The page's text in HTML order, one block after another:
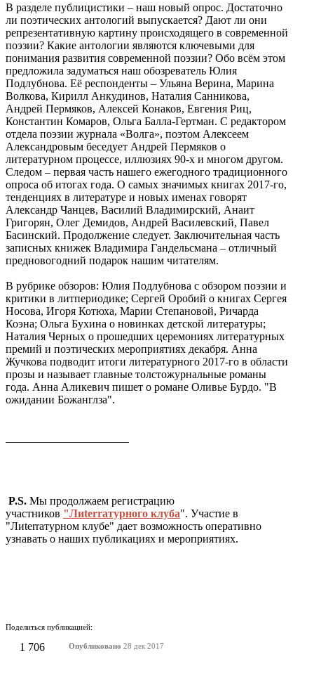
В разделе публицистики – наш новый опрос. Достаточно
ли поэтических антологий выпускается? Дают ли они
репрезентативную картину происходящего в современной
поэзии? Какие антологии являются ключевыми для
понимания развития современной поэзии? Обо всём этом
предложила задуматься наш обозреватель Юлия
Подлубнова. Её респонденты – Ульяна Верина, Марина
Волкова, Кирилл Анкудинов, Наталия Санникова,
Андрей Пермяков, Алексей Конаков, Евгения Риц,
Константин Комаров, Ольга Балла-Гертман. С редактором
отдела поэзии журнала «Волга», поэтом Алексеем
Александровым беседует Андрей Пермяков о
литературном процессе, иллюзиях 90-х и многом другом.
Следом – первая часть нашего ежегодного традиционного
опроса об итогах года. О самых значимых книгах 2017-го,
тенденциях в литературе и новых именах говорят
Александр Чанцев, Василий Владимирский, Анаит
Григорян, Олег Демидов, Андрей Василевский, Павел
Басинский. Продолжение следует. Заключительная часть
записных книжек Владимира Гандельсмана – отличный
предновогодний подарок нашим читателям.
В рубрике обзоров: Юлия Подлубнова с обзором поэзии и
критики в литпериодике; Сергей Оробий о книгах Сергея
Носова, Игоря Котюха, Марии Степановой, Ричарда
Коэна; Ольга Бухина о новинках детской литературы;
Наталия Черных о прошедших церемониях литературных
премий и поэтических мероприятиях декабря. Анна
Жучкова подводит итоги литературного 2017-го в области
прозы и называет главные толстожурнальные романы
года. Анна Аликевич пишет о романе Оливье Бурдо. "В
ожидании Божанглза".
P.S. Мы продолжаем регистрацию
участников "Лиterraтурного клуба". Участие в
"Лиterraтурном клубе" дает возможность оперативно
узнавать о наших публикациях и мероприятиях.
Поделиться публикацией:
1 706 Опубликовано 28 дек 2017